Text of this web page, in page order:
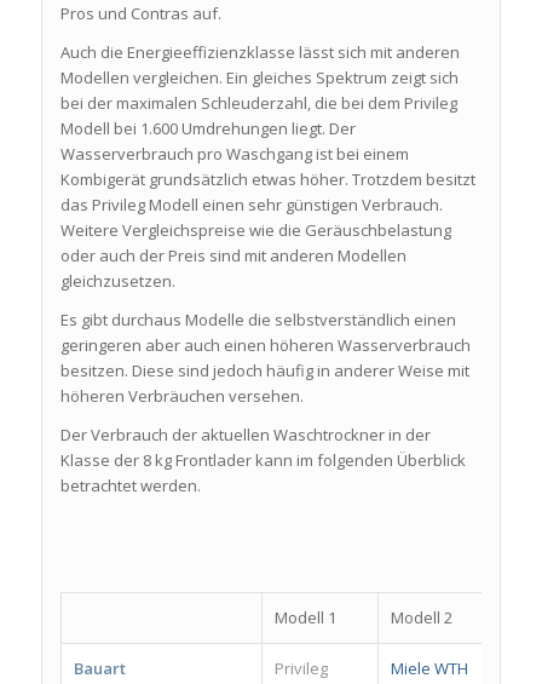
Pros und Contras auf.
Auch die Energieeffizienzklasse lässt sich mit anderen
Modellen vergleichen. Ein gleiches Spektrum zeigt sich
bei der maximalen Schleuderzahl, die bei dem Privileg
Modell bei 1.600 Umdrehungen liegt. Der
Wasserverbrauch pro Waschgang ist bei einem
Kombigerät grundsätzlich etwas höher. Trotzdem besitzt
das Privileg Modell einen sehr günstigen Verbrauch.
Weitere Vergleichspreise wie die Geräuschbelastung
oder auch der Preis sind mit anderen Modellen
gleichzusetzen.
Es gibt durchaus Modelle die selbstverständlich einen
geringeren aber auch einen höheren Wasserverbrauch
besitzen. Diese sind jedoch häufig in anderer Weise mit
höheren Verbräuchen versehen.
Der Verbrauch der aktuellen Waschtrockner in der
Klasse der 8 kg Frontlader kann im folgenden Überblick
betrachtet werden.
Modell 1 Modell 2
Bauart
Privileg
Miele WTH